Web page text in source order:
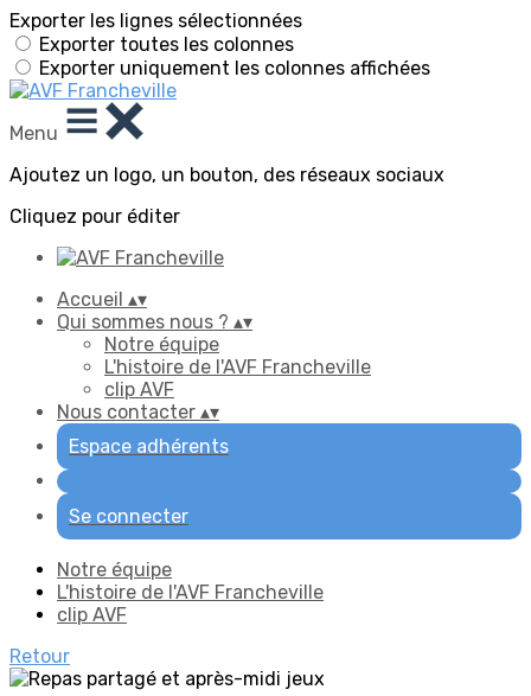
Exporter les lignes sélectionnées
Exporter toutes les colonnes
Exporter uniquement les colonnes affichées
Menu
Ajoutez un logo, un bouton, des réseaux sociaux
Cliquez pour éditer
Accueil ▴▾
Qui sommes nous ? ▴▾
Notre équipe
L'histoire de l'AVF Francheville
clip AVF
Nous contacter ▴▾
Espace adhérents
Se connecter
Notre équipe
L'histoire de l'AVF Francheville
clip AVF
Retour